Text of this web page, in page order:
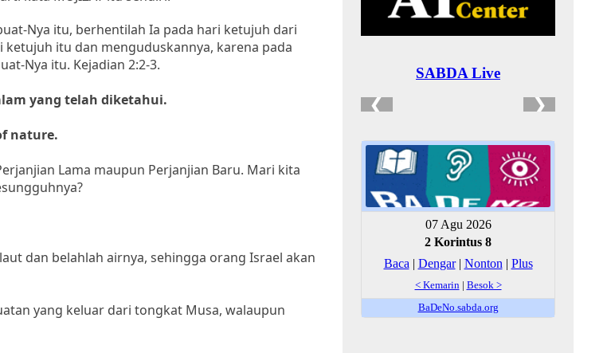
Nya itu, berhentilah Ia pada hari ketujuh dari
itu dan menguduskannya, karena pada
Nya itu. Kejadian 2:2-3.
yang telah diketahui.
nature.
Lama maupun Perjanjian Baru. Mari kita
dan belahlah airnya, sehingga orang Israel akan
yang keluar dari tongkat Musa, walaupun